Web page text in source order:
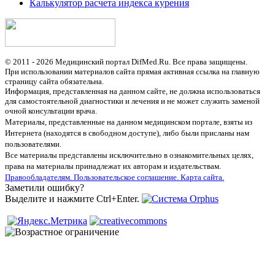
Калькулятор расчета индекса курения
© 2011 - 2026 Медицинский портал DifMed.Ru. Все права защищены.
При использовании материалов сайта прямая активная ссылка на главную
страницу сайта обязательна.
Информация, представленная на данном сайте, не должна использоваться
для самостоятельной диагностики и лечения и не может служить заменой
очной консультации врача.
Материалы, представленные на данном медицинском портале, взяты из
Интернета (находятся в свободном доступе), либо были присланы нам
пользователями.
Все материалы представлены исключительно в ознакомительных целях,
права на материалы принадлежат их авторам и издательствам.
Правообладателям. Пользовательское соглашение. Карта сайта.
Заметили ошибку?
Выделите и нажмите Ctrl+Enter.